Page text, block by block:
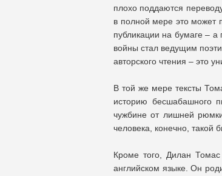
плохо поддаются
в полной мере это может
публикации на бумаге – а
войны стал ведущим
авторского чтения – это
В той же мере тексты
историю бесшабашного
чужбине от лишней
человека, конечно, такой
Кроме того, Дилан
английском языке. Он